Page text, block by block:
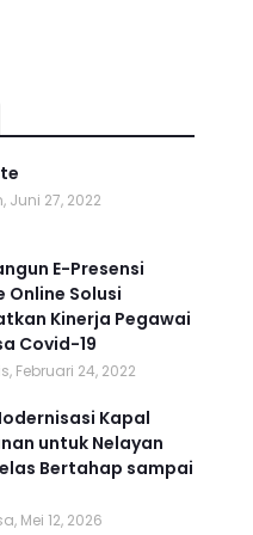
Juni 27, 2022
E-Presensi
Online Solusi
Kinerja Pegawai
Covid-19
Februari 24, 2022
Kapal
untuk Nelayan
Bertahap sampai
Mei 12, 2026